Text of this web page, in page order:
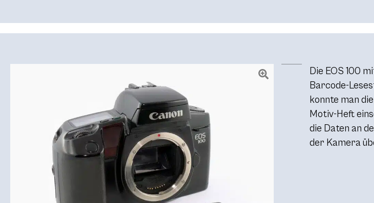
Die EOS 100
Barcode-
konnte man
Motiv-Heft
die Daten an
der Kamera